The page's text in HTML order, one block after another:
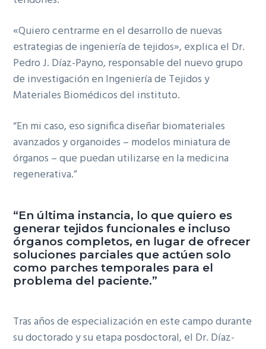
«Quiero centrarme en el desarrollo de nuevas
estrategias de ingeniería de tejidos», explica el Dr.
Pedro J. Díaz-Payno, responsable del nuevo grupo
de investigación en Ingeniería de Tejidos y
Materiales Biomédicos del instituto.
“En mi caso, eso significa diseñar biomateriales
avanzados y organoides – modelos miniatura de
órganos – que puedan utilizarse en la medicina
regenerativa.”
“En última instancia, lo que quiero es
generar tejidos funcionales e incluso
órganos completos, en lugar de ofrecer
soluciones parciales que actúen solo
como parches temporales para el
problema del paciente.”
Tras años de especialización en este campo durante
su doctorado y su etapa posdoctoral, el Dr. Díaz-